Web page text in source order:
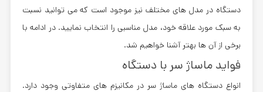
دستگاه در مدل های مختلف نیز موجود است که می توانید نسبت
به سبک مورد علاقه خود، مدل مناسبی را انتخاب نمایید. در ادامه با
برخی از آن ها بهتر آشنا خواهیم شد.
فواید ماساژ سر با دستگاه
انواع دستگاه های ماساژ سر در مکانیزم های متفاوتی وجود دارد.